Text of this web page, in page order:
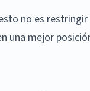
no es
una mejor